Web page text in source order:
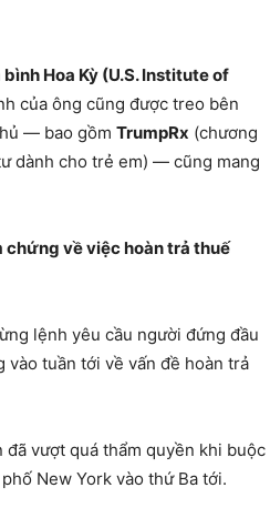
Hoa Kỳ (U.S. Institute of
của ông cũng được treo bên
— bao gồm TrumpRx (chương
dành cho trẻ em) — cũng mang
chứng về việc hoàn trả thuế
lệnh yêu cầu người đứng đầu
vào tuần tới về vấn đề hoàn trả
vượt quá thẩm quyền khi buộc
New York vào thứ Ba tới.